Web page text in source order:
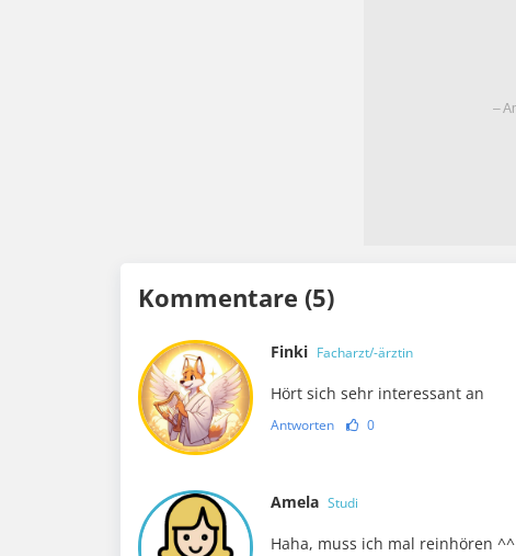
Kommentare (5)
Finki Facharzt/-ärztin
Hört sich sehr interessant an
Antworten 0
Amela Studi
Haha, muss ich mal reinhören ^^